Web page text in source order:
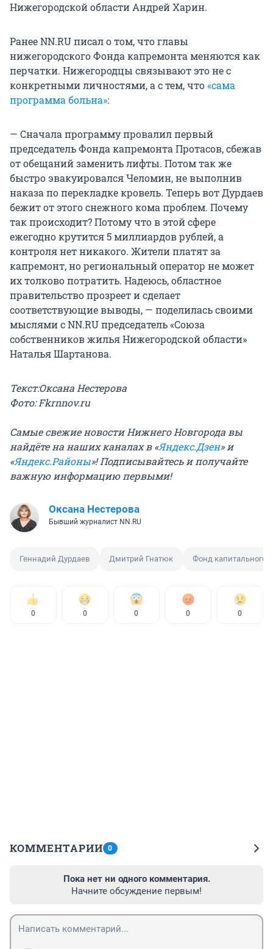
Нижегородской области Андрей Харин.
Ранее NN.RU писал о том, что главы
нижегородского Фонда капремонта меняются как
перчатки. Нижегородцы связывают это не с
конкретными личностями, а с тем, что«сама
программа больна»:
— Сначала программу провалил первый
председатель Фонда капремонта Протасов, сбежав
от обещаний заменить лифты. Потом так же
быстро эвакуировался Челомин, не выполнив
наказа по перекладке кровель. Теперь вот Дурдаев
бежит от этого снежного кома проблем. Почему
так происходит? Потому что в этой сфере
ежегодно крутится 5 миллиардов рублей, а
контроля нет никакого. Жители платят за
капремонт, но региональный оператор не может
их толково потратить. Надеюсь, областное
правительство прозреет и сделает
соответствующие выводы, — поделилась своими
мыслями с NN.RU председатель «Союза
собственников жилья Нижегородской области»
Наталья Шартанова.
Текст:Оксана Нестерова
Фото: Fkrnnov.ru
Самые свежие новости Нижнего Новгорода вы
найдёте на наших каналах в «Яндекс.Дзен» и
«Яндекс.Районы»! Подписывайтесь и получайте
важную информацию первыми!
Оксана Нестерова
Бывший журналист NN.RU
Геннадий Дурдаев Дмитрий Гнатюк Фонд капитального
0 0 0 0 0
КОММЕНТАРИИ 0
Пока нет ни одного комментария.
Начните обсуждение первым!